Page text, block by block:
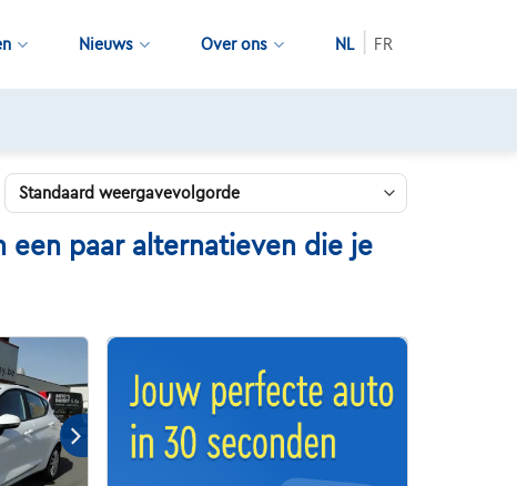
Nieuws Over ons NL FR
een paar alternatieven die je